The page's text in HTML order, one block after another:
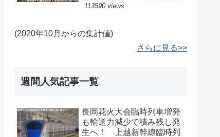
幹線ダイヤ改正予測(2040
113590 views
(2020年10月からの集計値)
さらに見る>>
週間人気記事一覧
長岡花火大会臨時列車増発
も輸送力減少で積み残し発
生へ！ 上越新幹線臨時列